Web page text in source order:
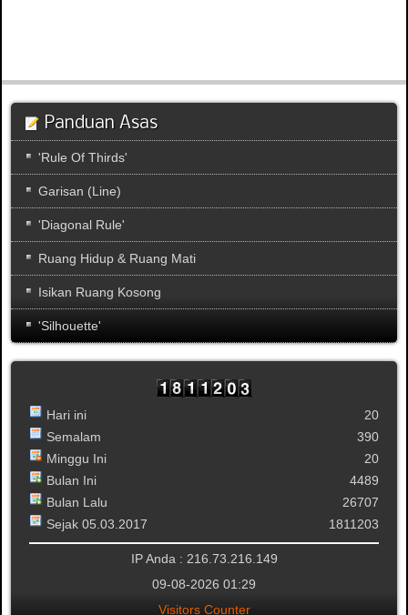
Panduan Asas
'Rule Of Thirds'
Garisan (Line)
'Diagonal Rule'
Ruang Hidup & Ruang Mati
Isikan Ruang Kosong
'Silhouette'
Hari ini
Semalam
Minggu Ini
Bulan Ini
Bulan Lalu
Sejak 05.03.2017
20
390
20
4489
26707
1811203
IP Anda : 216.73.216.149
09-08-2026 01:29
Visitors Counter